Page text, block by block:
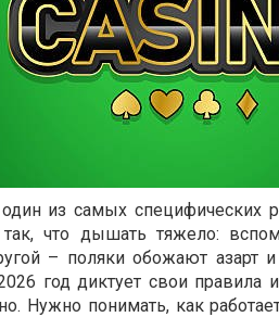
из самых специфических
что дышать тяжело:
– поляки обожают азарт
год диктует свои правила
Нужно понимать, как